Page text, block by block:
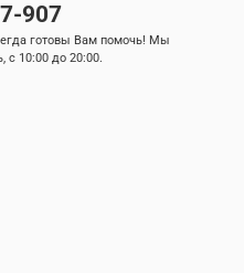
907
готовы Вам помочь! Мы
с 10:00 до 20:00.